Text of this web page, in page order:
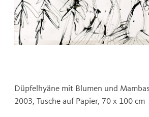
Düpfelhyäne mit Blumen und
2003, Tusche auf Papier, 70 x 100 cm